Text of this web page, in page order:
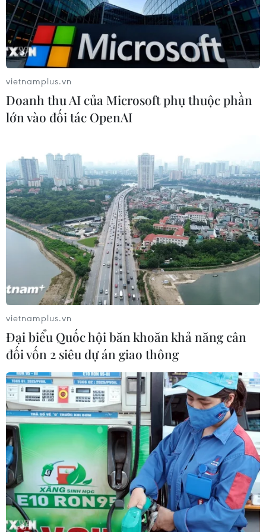
Chứng khoán bứt tốc cuối phiên, chỉ
số VN-Index tăng gần 40 điểm
30/07/2026 08:47
Hoa Kỳ áp thuế bổ sung: Thị trường
thông tin
30/07/2026 07:50
Chứng khoán châu Á ngược chiều
Phố Wall sau cuộc họp của Fed
30/07/2026 02:18
Chứng khoán ngày 29/7: VN-Index
bật tăng lấy lại mốc 1.700 điểm
29/07/2026 09:59
Cổ phiếu công nghệ và bán dẫn của
Mỹ giảm mạnh
29/07/2026 00:20
Chứng khoán châu Á hứng chịu đợt
bán tháo mới
28/07/2026 10:41
vietnamplus.vn
Doanh thu AI của Microsoft phụ thuộc phần
lớn vào đối tác OpenAI
vietnamplus.vn
Đại biểu Quốc hội băn khoăn khả năng cân
đối vốn 2 siêu dự án giao thông